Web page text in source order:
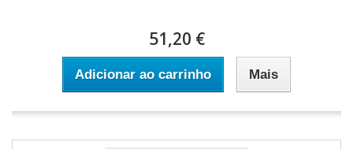
51,20 €
Adicionar ao carrinho Mais